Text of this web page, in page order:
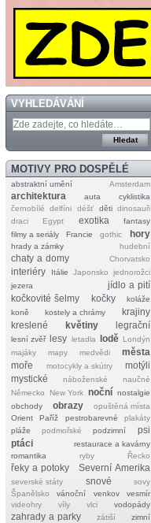
VYHLEDÁVÁNÍ
MOTIVY PRO DOSPĚLÉ
abstraktní umění Amsterdam
architektura auta
cyklistika
černobílé
delfíni déšť děti dinosauři
draci
Egypt exotika
fantasy
filmy a seriály
Francie gothic hory
hrady a zámky hudební
chaty a domy Chorvatsko
interiéry Itálie Japonsko
jednorožci
jezera
jídlo a pití
kočkovité šelmy
kočky
koláže
koně
kostely a chrámy
krajiny
kreslené
květiny legrační
lesní zvěř lesy letadla lodě Londýn
majáky
mapy medvědi
města
moře
motocykly a skútry
motýli
mystické
náboženské
naučné
Německo
New York noční nostalgie
obchody
obrazy
opuštěná místa
Orient
Paříž pestrobarevné
plakáty
pláže
podmořské podzimní
psi
ptáci
restaurace a kavárny
romantika
ryby Řecko
řeky a potoky Severní Amerika
severské státy snové
sovy
Španělsko
vánoční venkov
vesmír
videohry
víly vlci vodopády
zahrady a parky zátiší
zimní